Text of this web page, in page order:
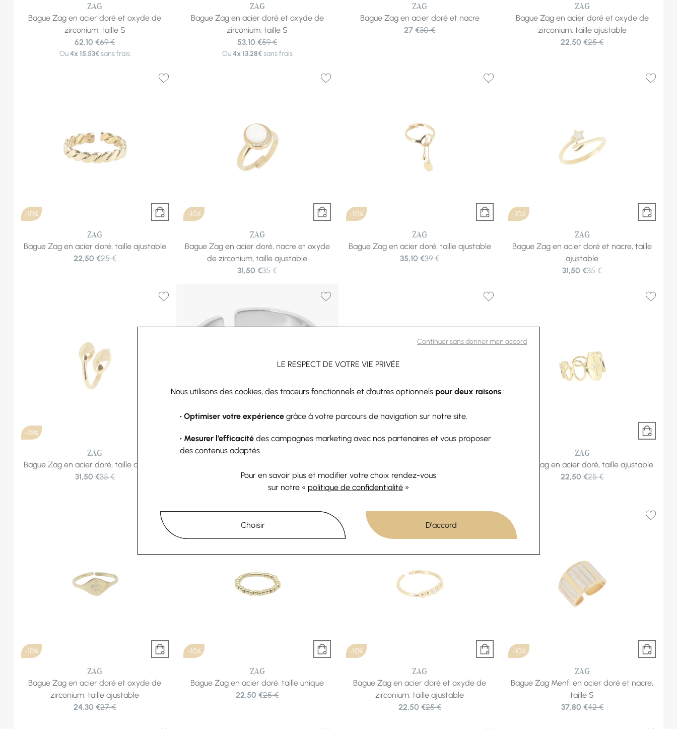
Continuer sans donner mon accord
LE RESPECT DE VOTRE VIE PRIVÉE
Nous utilisons des cookies, des traceurs fonctionnels et d’autres optionnels pour deux raisons:
• Optimiser votre expérience grâce à votre parcours de navigation sur notre site.
• Mesurer l’efficacité des campagnes marketing avec nos partenaires et vous proposer
des contenus adaptés.
Pour en savoir plus et modifier votre choix rendez-vous
sur notre « politique de confidentialité »
Choisir D'accord
ZAG
Bague Zag en acier doré et oxyde de
zirconium, taille S
62,10 €69 €
Ou4x 15.53€sans frais
ZAG
Bague Zag en acier doré et oxyde de
zirconium, taille S
53,10 €59 €
Ou4x 13.28€sans frais
ZAG
Bague Zag en acier doré et nacre
27 €30 €
ZAG
Bague Zag en acier doré et oxyde de
zirconium, taille ajustable
22,50 €25 €
-10%
ZAG
Bague Zag en acier doré, taille ajustable
22,50 €25 €
-10%
ZAG
Bague Zag en acier doré, nacre et oxyde
de zirconium, taille ajustable
31,50 €35 €
-10%
ZAG
Bague Zag en acier doré, taille ajustable
35,10 €39 €
-10%
ZAG
Bague Zag en acier doré et nacre, taille
ajustable
31,50 €35 €
-10%
ZAG
Bague Zag en acier doré, taille ajustable
31,50 €35 €
ZAG
zirconium
27 €
15,30 €17 €
ZAG
Bague Zag en acier doré, taille ajustable
22,50 €25 €
-10%
ZAG
Bague Zag en acier doré et oxyde de
zirconium, taille ajustable
24,30 €27 €
-10%
ZAG
Bague Zag en acier doré, taille unique
22,50 €25 €
-10%
ZAG
Bague Zag en acier doré et oxyde de
zirconium, taille ajustable
22,50 €25 €
-10%
ZAG
Bague Zag Menfi en acier doré et nacre,
taille S
37,80 €42 €